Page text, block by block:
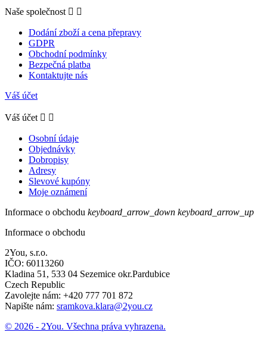
Naše společnost  
Dodání zboží a cena přepravy
GDPR
Obchodní podmínky
Bezpečná platba
Kontaktujte nás
Váš účet
Váš účet  
Osobní údaje
Objednávky
Dobropisy
Adresy
Slevové kupóny
Moje oznámení
Informace o obchodu keyboard_arrow_down keyboard_arrow_up
Informace o obchodu
2You, s.r.o.
IČO: 60113260
Kladina 51, 533 04 Sezemice okr.Pardubice
Czech Republic
Zavolejte nám: +420 777 701 872
Napište nám: sramkova.klara@2you.cz
© 2026 - 2You. Všechna práva vyhrazena.